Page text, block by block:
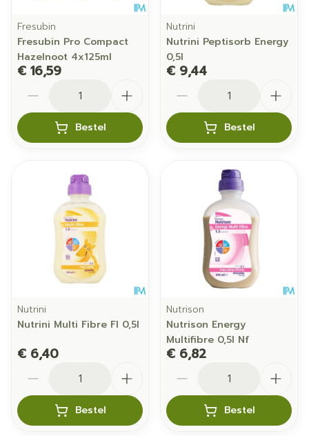
Fresubin
Fresubin Pro Compact
Hazelnoot 4x125ml
€ 16,59
Bestel
Nutrini
Nutrini Peptisorb Energy
0,5l
€ 9,44
Bestel
Nutrini
Nutrini Multi Fibre Fl 0,5l
€ 6,40
Bestel
Nutrison
Nutrison Energy
Multifibre 0,5l Nf
€ 6,82
Bestel